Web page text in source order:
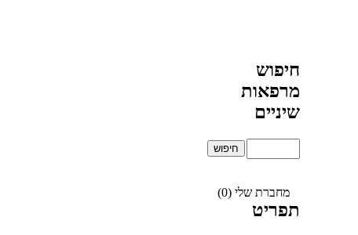
חיפוש
מרפאות
שיניים
מחברת שלי (0)
תפריט